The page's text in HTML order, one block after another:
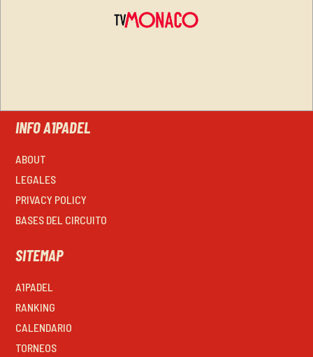
INFO A1PADEL
ABOUT
LEGALES
PRIVACY POLICY
BASES DEL CIRCUITO
SITEMAP
A1PADEL
RANKING
CALENDARIO
TORNEOS